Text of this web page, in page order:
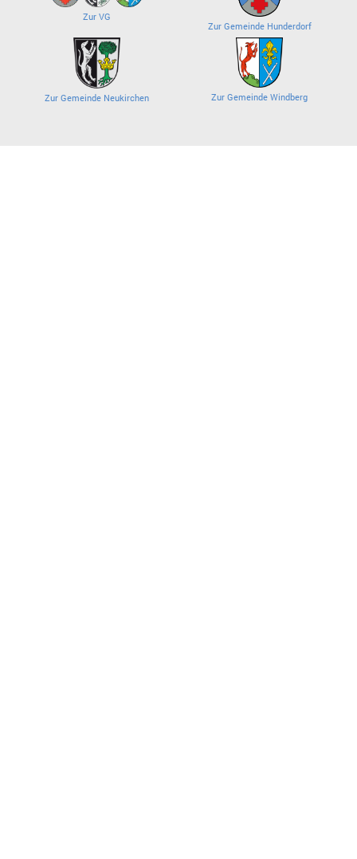
Zur VG
Zur Gemeinde Hunderdorf
Zur Gemeinde Neukirchen Zur Gemeinde Windberg